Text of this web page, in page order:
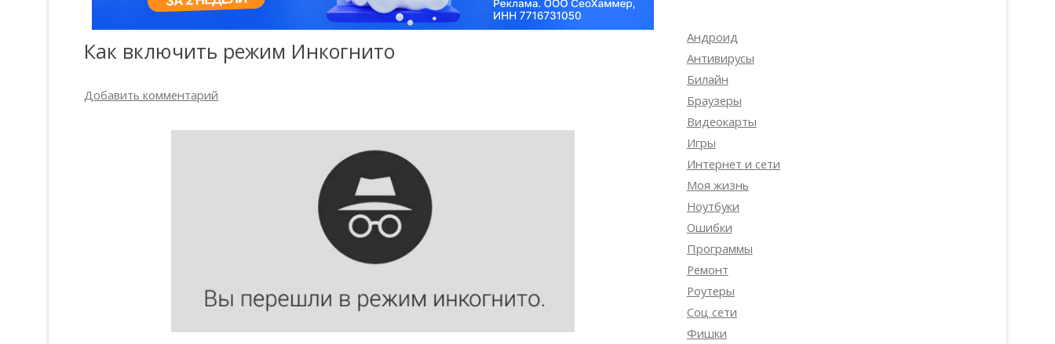
Как включить режим Инкогнито
Добавить комментарий
Андроид
Антивирусы
Билайн
Браузеры
Видеокарты
Игры
Интернет и сети
Моя жизнь
Ноутбуки
Ошибки
Программы
Ремонт
Роутеры
Соц сети
Фишки